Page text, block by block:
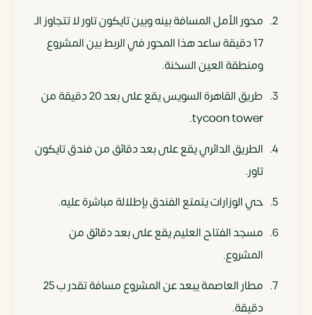
محور الأمل المسافة بينه وبين تايكون تاور لا تتجاوز الـ
17 دقيقة ساعد هذا المحور في الربط بين المشروع
ومنطقة العين السخنة.
طريق القاهرة السويس يقع على بعد 20 دقيقة من
tycoon tower.
الطريق الدائري يقع على بعد دقائق من فندق تايكون
تاور.
حي الوزارات يتمتع الفندق بإطلالة مباشرة عليه.
مسجد الفتاح العليم يقع على بعد دقائق من
المشروع.
مطار العاصمة يبعد عن المشروع مسافة تقدر ب 25
دقيقة.